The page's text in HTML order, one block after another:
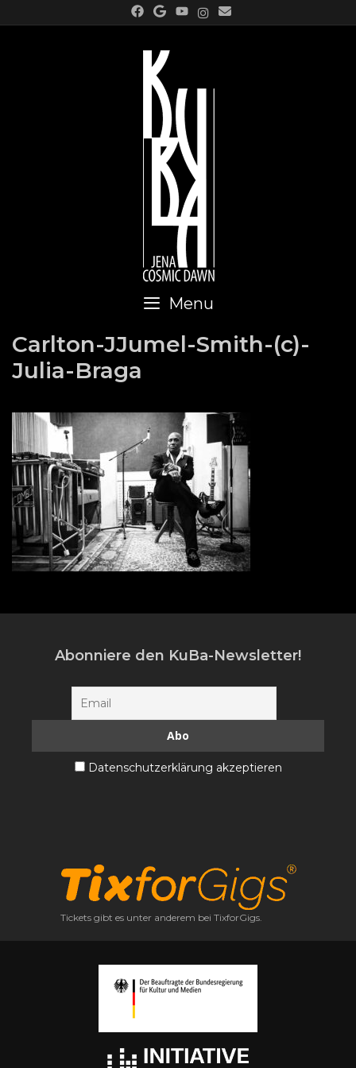
to
Menu
Carlton-JJumel-Smith-(c)-
Julia-Braga
Abonniere den KuBa-Newsletter!
Datenschutzerklärung akzeptieren
Tickets gibt es unter anderem bei TixforGigs.